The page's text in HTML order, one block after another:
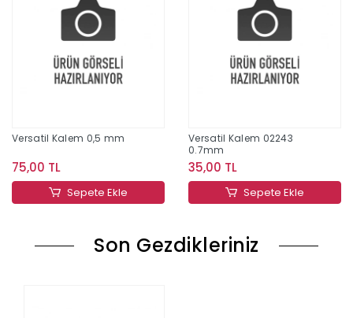
Versatil Kalem 0,5 mm
75,00 TL
Sepete Ekle
Versatil Kalem 02243
0.7mm
35,00 TL
Sepete Ekle
Son Gezdikleriniz